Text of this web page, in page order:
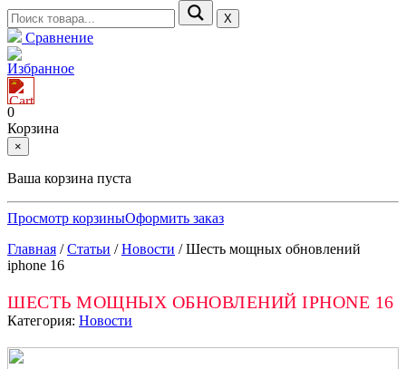
Х
Сравнение
Избранное
0
Корзина
×
Ваша корзина пуста
Просмотр корзиныОформить заказ
Главная /Статьи /Новости /Шесть мощных обновлений
iphone 16
ШЕСТЬ МОЩНЫХ ОБНОВЛЕНИЙ IPHONE 16
Категория: Новости